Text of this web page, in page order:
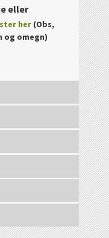
eller
her (Obs,
og omegn)